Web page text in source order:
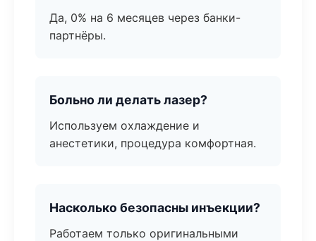
Да, 0% на 6 месяцев через банки-
партнёры.
Больно ли делать лазер?
Используем охлаждение и
анестетики, процедура комфортная.
Насколько безопасны инъекции?
Работаем только оригинальными